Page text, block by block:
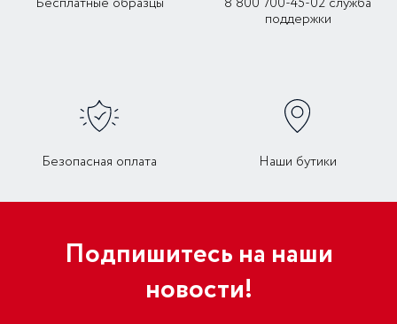
поддержки
Безопасная оплата Наши бутики
Подпишитесь на наши
новости!